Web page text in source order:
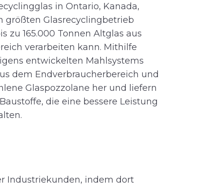
in Ontario, Kanada,
größten Glasrecyclingbetrieb
zu 165.000 Tonnen Altglas aus
verarbeiten kann. Mithilfe
entwickelten Mahlsystems
dem Endverbraucherbereich und
Glaspozzolane her und liefern
die eine bessere Leistung
Industriekunden, indem dort